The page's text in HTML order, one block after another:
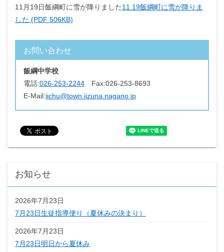
11月19日飯綱町に雪が降りました11.19飯綱町に雪が降りま
した (PDF 506KB)
お問い合わせ
飯綱中学校
電話:026-253-2244 Fax:026-253-8693
E-Mail:iichu@town.iizuna.nagano.jp
お知らせ
2026年7月23日
7月23日生徒指導便り（夏休みの決まり）
2026年7月23日
7月23日明日から夏休み